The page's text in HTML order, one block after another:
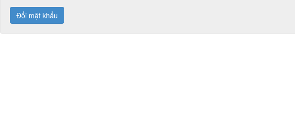
Đổi mật khẩu